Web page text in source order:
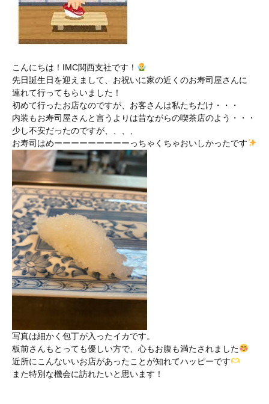
こんにちは！IMC関西支社です！
先日誕生日を迎えまして、お祝いに家の近くのお寿司屋さんに
連れて行ってもらいました！
初めて行ったお店なのですが、お客さんは私たちだけ・・・
内装もお寿司屋さんと言うよりは昔ながらの喫茶店のよう・・・
少し不安だったのですが、、、、
お寿司はめーーーーーーーーーっちゃくちゃおいしかったです
写真は細かく包丁が入ったイカです。
板前さんもとっても優しい方で、心もお腹も満たされました
近所にこんないいお店があったことが知れてハッピーです
また特別な機会に訪れたいと思います！